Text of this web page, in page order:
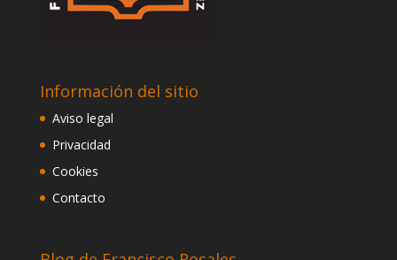
Información del sitio
Aviso legal
Privacidad
Cookies
Contacto